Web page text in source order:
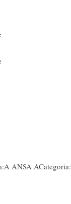
ANSA